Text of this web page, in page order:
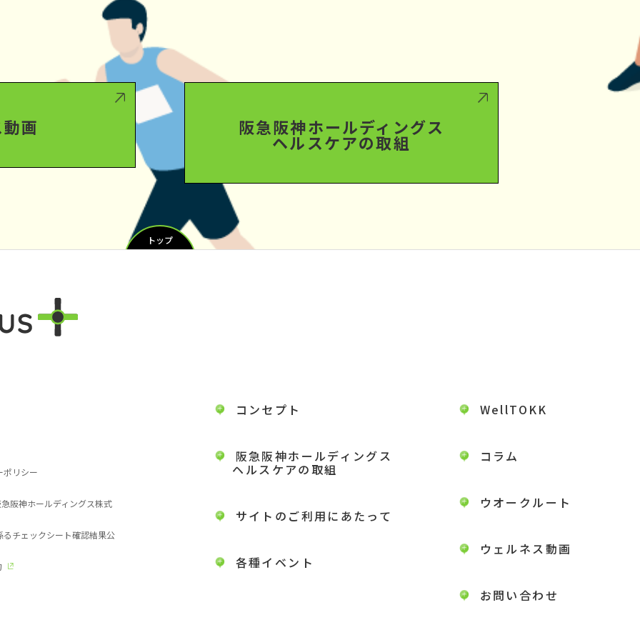
画 阪急阪神ホールディングス
ヘルスケアの取組
トップ
コンセプト
阪急阪神ホールディングス
ヘルスケアの取組
サイトのご利用にあたって
各種イベント
WellTOKK
コラム
ウオークルート
ウェルネス動画
お問い合わせ
ポリシー
阪神ホールディングス株式
るチェックシート確認結果公